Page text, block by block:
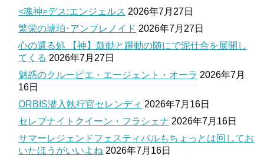
<魂神>デス:エンジェルス 2026年7月27日
繁栄の琥珀･アンブレノイド 2026年7月27日
心の還る処 【神】鼓動と躍動の随にで泥仕合を展開し
てくる 2026年7月27日
魅惑のクルーピエ・エージェント・オーラ 2026年7月
16日
ORBIS潜入執行官セレンディ 2026年7月16日
セレブナイトクイーン・フラシェナ 2026年7月16日
サマーレジェンドフェスティバルもちょっとは回してお
いたほうがいいよね 2026年7月16日